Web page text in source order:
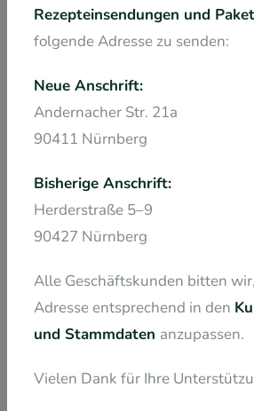
Rezepteinsendungen und
folgende Adresse zu senden:
Neue Anschrift:
Andernacher Str. 21a
90411 Nürnberg
Bisherige Anschrift:
Herderstraße 5–9
90427 Nürnberg
Alle Geschäftskunden bitten
Adresse entsprechend in den
und Stammdaten anzupassen.
Vielen Dank für Ihre